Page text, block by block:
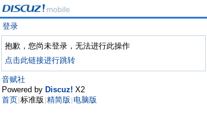
登录
抱歉，您尚未登录，无法进行此操作
点击此链接进行跳转
音赋社
Powered by Discuz! X2
首页 标准版 精简版 电脑版